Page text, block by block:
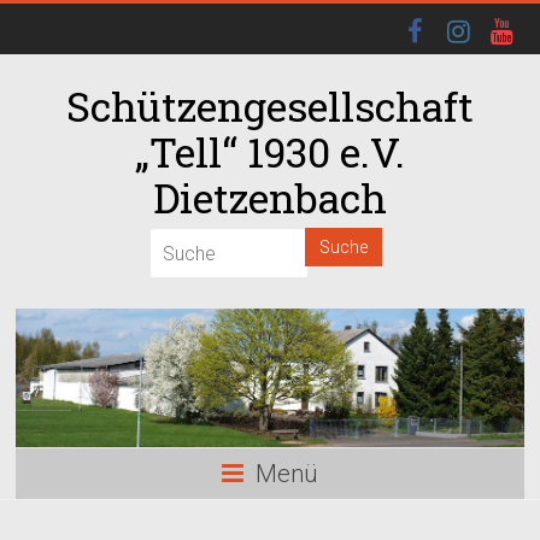
Schützengesellschaft
„Tell“ 1930 e.V.
Dietzenbach
Menü
02:00
04:00